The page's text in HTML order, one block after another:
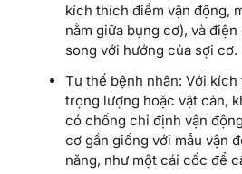
kích thích điểm vận động,
nằm giữa bụng cơ), và
song với hướng của sợi
Tư thế bệnh nhân: Với
trọng lượng hoặc vật cản,
có chống chỉ định vận
cơ gần giống với mẫu vận
năng, như một cái cốc để